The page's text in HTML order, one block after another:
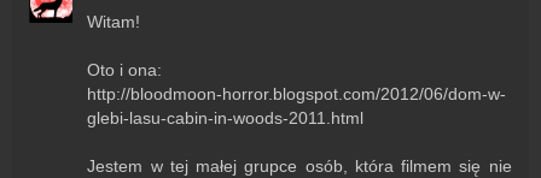
Witam!
Oto i ona:
http://bloodmoon-horror.blogspot.com/2012/06/dom-w-
glebi-lasu-cabin-in-woods-2011.html
Jestem w tej małej grupce osób, która filmem się nie